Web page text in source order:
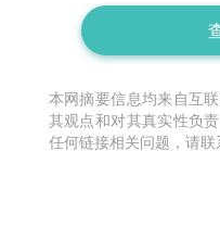
本网摘要信息均来自互
其观点和对其真实性负
任何链接相关问题，请联